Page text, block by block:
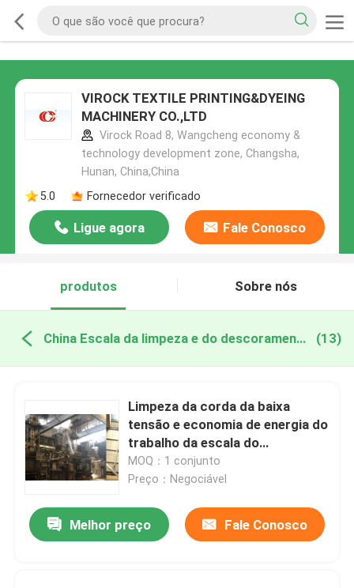
VIROCK TEXTILE PRINTING&DYEING
MACHINERY CO.,LTD
Virock Road 8, Wangcheng economy &
technology development zone, Changsha,
Hunan, China,China
5.0
Fornecedor verificado
Ligue agora Fale Conosco
produtos Sobre nós
China Escala da limpeza e do descoramento (13)
Limpeza da corda da baixa
tensão e economia de energia do
trabalho da escala do
descoramento garantia de 1 ano
MOQ：1 conjunto
Preço：Negociável
Melhor preço Fale Conosco